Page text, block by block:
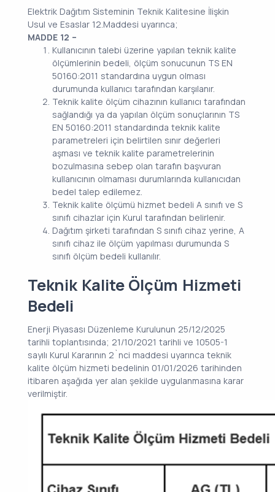
Elektrik Dağıtım Sisteminin Teknik Kalitesine İlişkin
Usul ve Esaslar 12.Maddesi uyarınca;
MADDE 12 –
Kullanıcının talebi üzerine yapılan teknik kalite
ölçümlerinin bedeli, ölçüm sonucunun TS EN
50160:2011 standardına uygun olması
durumunda kullanıcı tarafından karşılanır.
Teknik kalite ölçüm cihazının kullanıcı tarafından
sağlandığı ya da yapılan ölçüm sonuçlarının TS
EN 50160:2011 standardında teknik kalite
parametreleri için belirtilen sınır değerleri
aşması ve teknik kalite parametrelerinin
bozulmasına sebep olan tarafın başvuran
kullanıcının olmaması durumlarında kullanıcıdan
bedel talep edilemez.
Teknik kalite ölçümü hizmet bedeli A sınıfı ve S
sınıfı cihazlar için Kurul tarafından belirlenir.
Dağıtım şirketi tarafından S sınıfı cihaz yerine, A
sınıfı cihaz ile ölçüm yapılması durumunda S
sınıfı ölçüm bedeli kullanılır.
Teknik Kalite Ölçüm Hizmeti
Bedeli
Enerji Piyasası Düzenleme Kurulunun 25/12/2025
tarihli toplantısında; 21/10/2021 tarihli ve 10505-1
sayılı Kurul Kararının 2`nci maddesi uyarınca teknik
kalite ölçüm hizmeti bedelinin 01/01/2026 tarihinden
itibaren aşağıda yer alan şekilde uygulanmasına karar
verilmiştir.